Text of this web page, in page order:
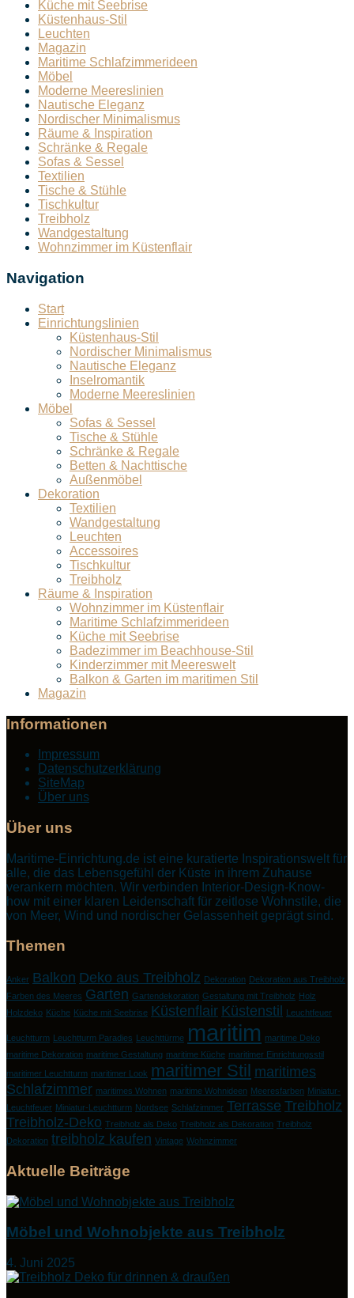
Küche mit Seebrise
Küstenhaus-Stil
Leuchten
Magazin
Maritime Schlafzimmerideen
Möbel
Moderne Meereslinien
Nautische Eleganz
Nordischer Minimalismus
Räume & Inspiration
Schränke & Regale
Sofas & Sessel
Textilien
Tische & Stühle
Tischkultur
Treibholz
Wandgestaltung
Wohnzimmer im Küstenflair
Navigation
Start
Einrichtungslinien
Küstenhaus-Stil
Nordischer Minimalismus
Nautische Eleganz
Inselromantik
Moderne Meereslinien
Möbel
Sofas & Sessel
Tische & Stühle
Schränke & Regale
Betten & Nachttische
Außenmöbel
Dekoration
Textilien
Wandgestaltung
Leuchten
Accessoires
Tischkultur
Treibholz
Räume & Inspiration
Wohnzimmer im Küstenflair
Maritime Schlafzimmerideen
Küche mit Seebrise
Badezimmer im Beachhouse-Stil
Kinderzimmer mit Meereswelt
Balkon & Garten im maritimen Stil
Magazin
Informationen
Impressum
Datenschutzerklärung
SiteMap
Über uns
Über uns
Maritime-Einrichtung.de ist eine kuratierte Inspirationswelt für
alle, die das Lebensgefühl der Küste in ihrem Zuhause
verankern möchten. Wir verbinden Interior-Design-Know-
how mit einer klaren Leidenschaft für zeitlose Wohnstile, die
von Meer, Wind und nordischer Gelassenheit geprägt sind.
Themen
Anker Balkon Deko aus Treibholz Dekoration Dekoration aus Treibholz
Farben des Meeres Garten Gartendekoration Gestaltung mit Treibholz Holz
Holzdeko Küche Küche mit Seebrise Küstenflair Küstenstil Leuchtfeuer
Leuchtturm Leuchtturm Paradies Leuchttürme maritim maritime Deko
maritime Dekoration maritime Gestaltung maritime Küche maritimer Einrichtungsstil
maritimer Leuchtturm maritimer Look maritimer Stil maritimes
Schlafzimmer maritimes Wohnen maritime Wohnideen Meeresfarben Miniatur-
Leuchtfeuer Miniatur-Leuchtturm Nordsee Schlafzimmer Terrasse Treibholz
Treibholz-Deko Treibholz als Deko Treibholz als Dekoration Treibholz
Dekoration treibholz kaufen Vintage Wohnzimmer
Aktuelle Beiträge
Möbel und Wohnobjekte aus Treibholz
4. Juni 2025